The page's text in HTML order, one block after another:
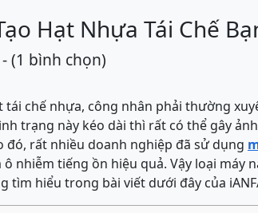
Hạt Nhựa Tái Chế
(1 bình chọn)
tái chế nhựa, công nhân phải thường
trạng này kéo dài thì rất có thể gây
đó, rất nhiều doanh nghiệp đã sử dụng
nhiễm tiếng ồn hiệu quả. Vậy loại máy
tìm hiểu trong bài viết dưới đây của